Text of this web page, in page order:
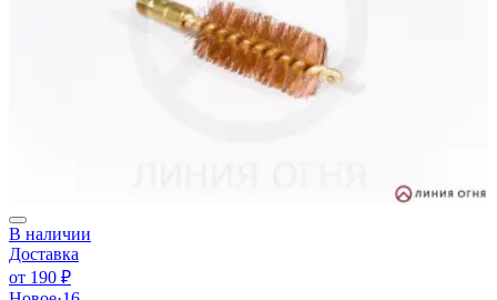
В наличии
Доставка
от 190 ₽